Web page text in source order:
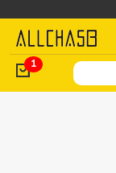
1